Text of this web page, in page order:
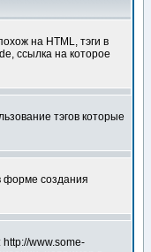
на HTML, тэги в
ссылка на которое
тэгов которые
форме создания
www.some-